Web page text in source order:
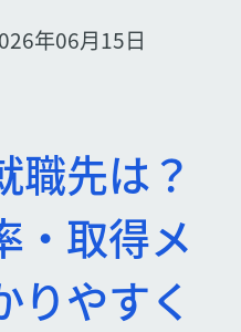
年06月15日
職先は？
・取得メ
りやすく